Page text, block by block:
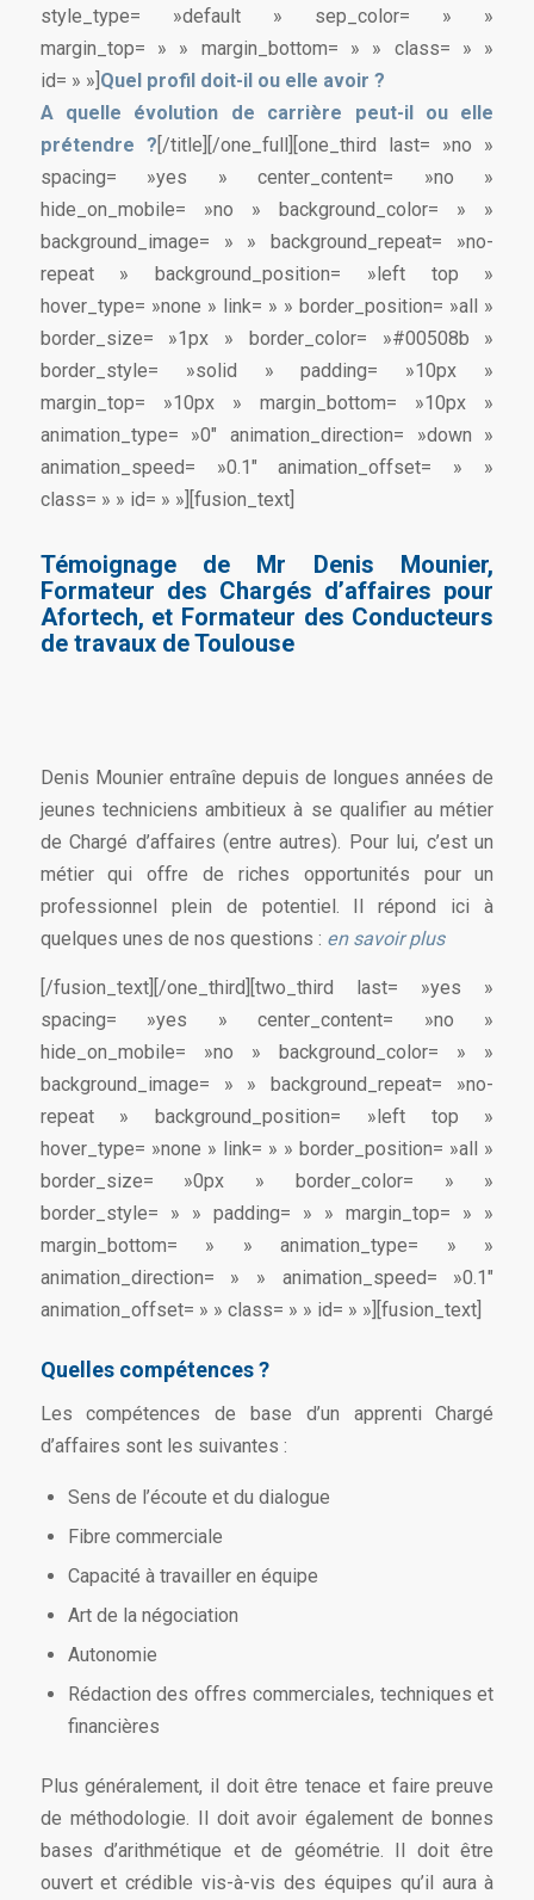
style_type= »default » sep_color= » »
margin_top= » » margin_bottom= » » class= » »
id= » »] Quel profil doit-il ou elle avoir ?
A quelle évolution de carrière peut-il ou elle
prétendre ? [/title][/one_full][one_third last= »no »
spacing= »yes » center_content= »no »
hide_on_mobile= »no » background_color= » »
background_image= » » background_repeat= »no-
repeat » background_position= »left top »
hover_type= »none » link= » » border_position= »all »
border_size= »1px » border_color= »#00508b »
border_style= »solid » padding= »10px »
margin_top= »10px » margin_bottom= »10px »
animation_type= »0″ animation_direction= »down »
animation_speed= »0.1″ animation_offset= » »
class= » » id= » »][fusion_text]
Témoignage de Mr Denis Mounier,
Formateur des Chargés d’affaires pour
Afortech, et Formateur des Conducteurs
de travaux de Toulouse
Denis Mounier entraîne depuis de longues années de
jeunes techniciens ambitieux à se qualifier au métier
de Chargé d’affaires (entre autres). Pour lui, c’est un
métier qui offre de riches opportunités pour un
professionnel plein de potentiel. Il répond ici à
quelques unes de nos questions : en savoir plus
[/fusion_text][/one_third][two_third last= »yes »
spacing= »yes » center_content= »no »
hide_on_mobile= »no » background_color= » »
background_image= » » background_repeat= »no-
repeat » background_position= »left top »
hover_type= »none » link= » » border_position= »all »
border_size= »0px » border_color= » »
border_style= » » padding= » » margin_top= » »
margin_bottom= » » animation_type= » »
animation_direction= » » animation_speed= »0.1″
animation_offset= » » class= » » id= » »][fusion_text]
Quelles compétences ?
Les compétences de base d’un apprenti Chargé
d’affaires sont les suivantes :
Sens de l’écoute et du dialogue
Fibre commerciale
Capacité à travailler en équipe
Art de la négociation
Autonomie
Rédaction des offres commerciales, techniques et
financières
Plus généralement, il doit être tenace et faire preuve
de méthodologie. Il doit avoir également de bonnes
bases d’arithmétique et de géométrie. Il doit être
ouvert et crédible vis-à-vis des équipes qu’il aura à